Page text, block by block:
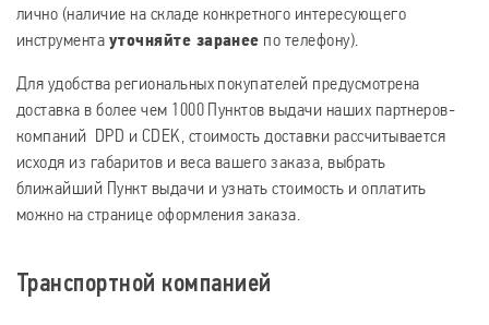
лично (наличие на складе конкретного интересующего
инструмента уточняйте заранее по телефону).
Для удобства региональных покупателей предусмотрена
доставка в более чем 1000 Пунктов выдачи наших партнеров-
компаний DPD и CDEK, стоимость доставки рассчитывается
исходя из габаритов и веса вашего заказа, выбрать
ближайший Пункт выдачи и узнать стоимость и оплатить
можно на странице оформления заказа.
Транспортной компанией